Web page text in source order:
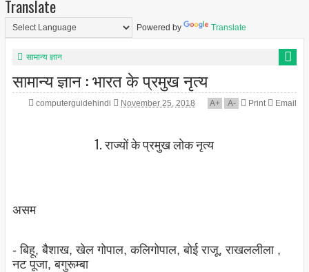
Translate
Powered by Translate
सामान्य ज्ञान
सामान्य ज्ञान : भारत के प्रमुख नृत्य
computerguidehindi November 25, 2018 A+ A- Print Email
1. राज्यों के प्रमुख लोक नृत्‍य
असम
- बिहू, बैशाख, खेल गोपाल, कलिगोपाल, बोई राजू, राखललीला ,
नट पूजा, बगुरूम्‍बा